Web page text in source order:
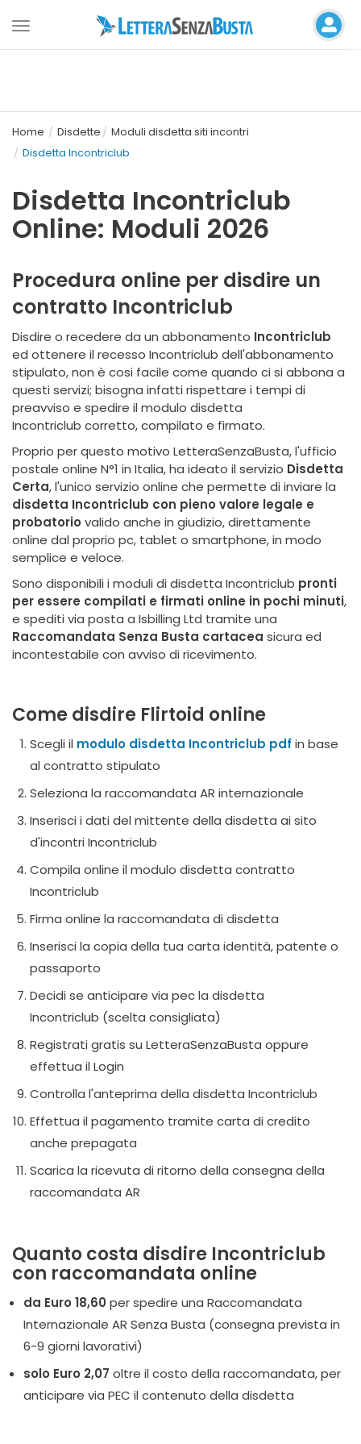
Toggle
Home Disdette
Moduli disdetta siti incontri
Disdetta Incontriclub
Disdetta Incontriclub
Online: Moduli 2026
Procedura online per disdire un
contratto Incontriclub
Disdire o recedere da un abbonamento Incontriclub
ed ottenere il recesso Incontriclub dell'abbonamento
stipulato, non è cosi facile come quando ci si abbona a
questi servizi; bisogna infatti rispettare i tempi di
preavviso e spedire il modulo disdetta
Incontriclub corretto, compilato e firmato.
Proprio per questo motivo LetteraSenzaBusta, l'ufficio
postale online N°1 in Italia, ha ideato il servizio Disdetta
Certa, l'unico servizio online che permette di inviare la
disdetta Incontriclub con pieno valore legale e
probatorio valido anche in giudizio, direttamente
online dal proprio pc, tablet o smartphone, in modo
semplice e veloce.
Sono disponibili i moduli di disdetta Incontriclub pronti
per essere compilati e firmati online in pochi minuti,
e spediti via posta a Isbilling Ltd tramite una
Raccomandata Senza Busta cartacea sicura ed
incontestabile con avviso di ricevimento.
Come disdire Flirtoid online
Scegli il modulo disdetta Incontriclub pdf in base
al contratto stipulato
Seleziona la raccomandata AR internazionale
Inserisci i dati del mittente della disdetta ai sito
d'incontri Incontriclub
Compila online il modulo disdetta contratto
Incontriclub
Firma online la raccomandata di disdetta
Inserisci la copia della tua carta identità, patente o
passaporto
Decidi se anticipare via pec la disdetta
Incontriclub (scelta consigliata)
Registrati gratis su LetteraSenzaBusta oppure
effettua il Login
Controlla l'anteprima della disdetta Incontriclub
Effettua il pagamento tramite carta di credito
anche prepagata
Scarica la ricevuta di ritorno della consegna della
raccomandata AR
Quanto costa disdire Incontriclub
con raccomandata online
da Euro 18,60 per spedire una Raccomandata
Internazionale AR Senza Busta (consegna prevista in
6-9 giorni lavorativi)
solo Euro 2,07 oltre il costo della raccomandata, per
anticipare via PEC il contenuto della disdetta